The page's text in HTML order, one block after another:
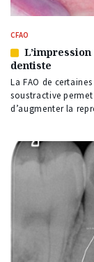
CFAO
Article
réservé
à
nos
abonnés
dentiste
La FAO de
soustractive
d’augmenter la